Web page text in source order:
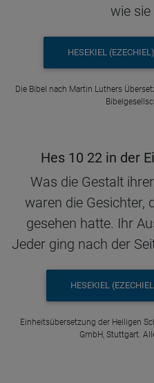
wie sie
HESEKIEL
Die Bibel nach Martin Luthers
Hes 10 22 in der
Was die Gestalt
waren die Gesichter,
gesehen hatte. Ihr
Jeder ging nach der
HESEKIEL
Einheitsübersetzung der Heiligen
GmbH, Stuttgart.